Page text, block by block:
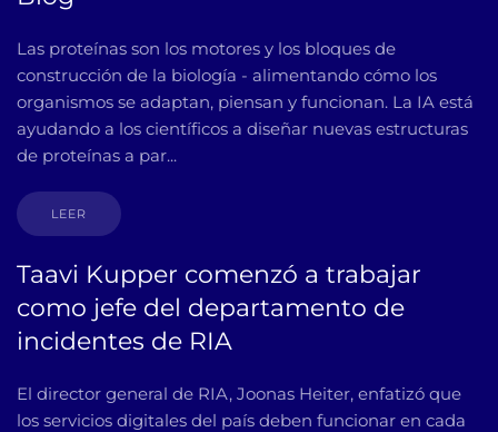
Las proteínas son los motores y los bloques de
construcción de la biología - alimentando cómo los
organismos se adaptan, piensan y funcionan. La IA está
ayudando a los científicos a diseñar nuevas estructuras
de proteínas a par...
LEER
Taavi Kupper comenzó a trabajar
como jefe del departamento de
incidentes de RIA
El director general de RIA, Joonas Heiter, enfatizó que
los servicios digitales del país deben funcionar en cada